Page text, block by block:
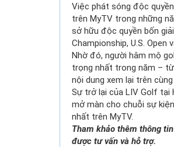
Việc phát sóng độc
trên MyTV trong những
sở hữu độc quyền bốn
Championship, U.S. Open
Nhờ đó, người hâm mộ
trọng nhất trong năm –
nội dung xem lại trên
Sự trở lại của LIV Golf tại
mở màn cho chuỗi sự
nhất trên MyTV.
Tham khảo thêm thông
được tư vấn và hỗ trợ.